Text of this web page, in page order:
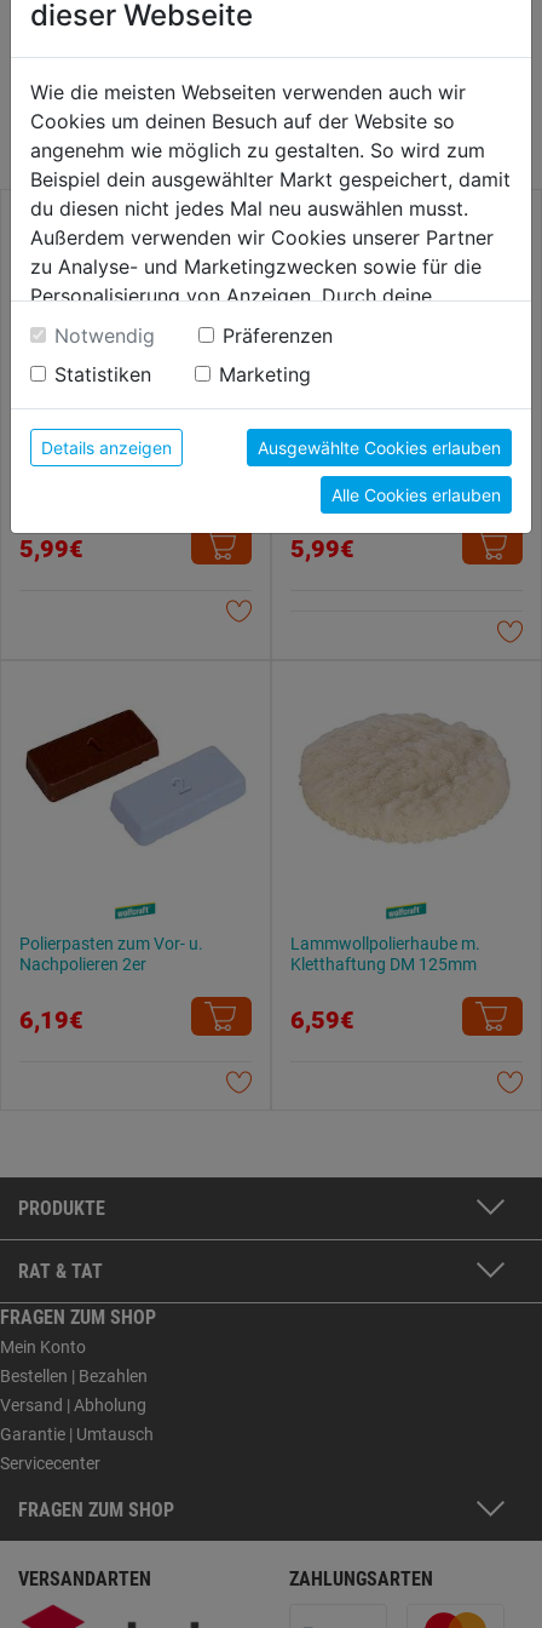
WEITERE PRODUKTE AUS DIESER
KATEGORIE
Tiefenstopp SP 3tlg. DM 6 8
5,99€
Rundbürste gewellt Schaft
6mm Stahldraht 0,30mm
5,99€
Polierpasten zum Vor- u.
Nachpolieren 2er
6,19€
Lammwollpolierhaube m.
Kletthaftung DM 125mm
6,59€
PRODUKTE
RAT & TAT
FRAGEN ZUM SHOP
Mein Konto
Bestellen | Bezahlen
Versand | Abholung
Garantie | Umtausch
Servicecenter
FRAGEN ZUM SHOP
VERSANDARTEN ZAHLUNGSARTEN
dieser Webseite
Wie die meisten Webseiten verwenden auch wir
Cookies um deinen Besuch auf der Website so
angenehm wie möglich zu gestalten. So wird zum
Beispiel dein ausgewählter Markt gespeichert, damit
du diesen nicht jedes Mal neu auswählen musst.
Außerdem verwenden wir Cookies unserer Partner
zu Analyse- und Marketingzwecken sowie für die
Personalisierung von Anzeigen. Durch deine
Einwilligung werden die Daten von Drittanbieter,
unter anderem auch in den USA, verarbeitet.
Durch Klick auf "Alle Cookies erlauben" stimmst du
der Verwendung aller Cookies zu. Unter "Details
anzeigen" findest du alle Infos zu den
unterschiedlichen Cookies, unter "Cookies
Konfigurieren" kannst du auswählen, welche Cookies
du zulassen möchtest und welche nicht.
Weitere Informationen findest du in unserer
Notwendig
Präferenzen
Statistiken
Marketing
Details anzeigen Ausgewählte Cookies erlauben
Alle Cookies erlauben